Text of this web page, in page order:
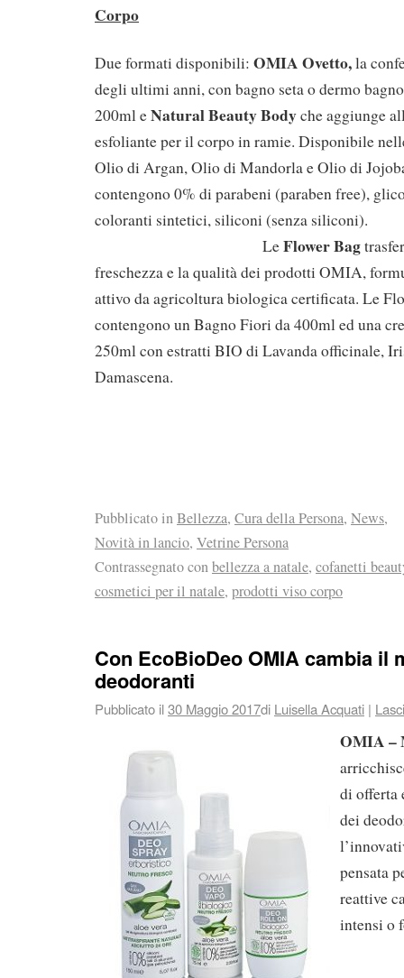
Corpo
Due formati disponibili: OMIA Ovetto,la
degli ultimi anni, con bagno seta o dermo
200ml eNatural Beauty Bodyche aggiunge
esfoliante per il corpo in ramie. Disponibile
Olio di Argan, Olio di Mandorla e Olio di
contengono 0% di parabeni (paraben free),
coloranti sintetici, siliconi
LeFlower Bag
freschezza e la qualità dei prodotti OMIA,
attivo da agricoltura biologica certificata. Le
contengono un Bagno Fiori da 400ml ed una
250ml con estratti BIO di Lavanda officinale,
Damascena.
Pubblicato inBellezza, Cura della Persona, News,
Novità in lancio, Vetrine Persona
Contrassegnato conbellezza a natale, cofanetti
cosmetici per il natale, prodotti viso corpo
Con EcoBioDeo OMIA cambia il
deodoranti
Pubblicato il30 Maggio 2017di Luisella Acquati |
OMIA –
di offerta
dei
pensata
reattive
intensi o